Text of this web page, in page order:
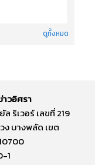
ดูทั้งหมด
วอิศรา
ล ริเวอร์ เลขที่ 219
บางพลัด เขต
1